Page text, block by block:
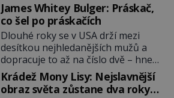
James Whitey Bulger: Práskač,
co šel po práskačích
Dlouhé roky se v USA drží mezi
desítkou nejhledanějších mužů a
dopracuje to až na číslo dvě – hned
po Usámovi bin Ládinovi (1957–
2011). To je James „Whitey“ Bulger
Krádež Mony Lisy: Nejslavnější
obraz světa zůstane dva roky